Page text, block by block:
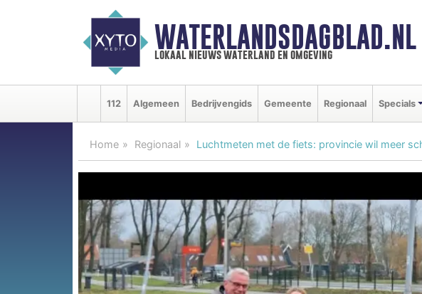
WATERLANDSDAGBLAD.NL
lokaal nieuws waterland en omgeving
112 Algemeen Bedrijvengids Gemeente Regionaal Specials
Home Regionaal Luchtmeten met de fiets: provincie wil meer